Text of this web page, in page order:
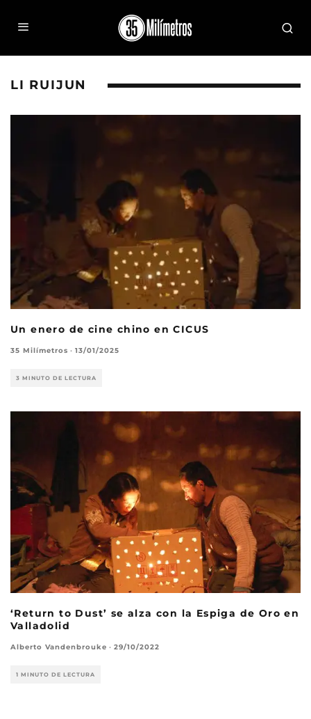
LI RUIJUN
Un enero de cine chino en CICUS
35 Milímetros · 13/01/2025
3 MINUTO DE LECTURA
‘Return to Dust’ se alza con la Espiga de Oro en
Valladolid
Alberto Vandenbrouke · 29/10/2022
1 MINUTO DE LECTURA